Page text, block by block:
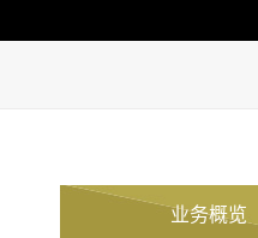
业务概览